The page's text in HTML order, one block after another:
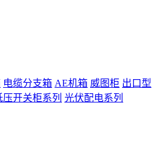
电缆分支箱 AE机箱 威图柜 出口型
压开关柜系列 光伏配电系列